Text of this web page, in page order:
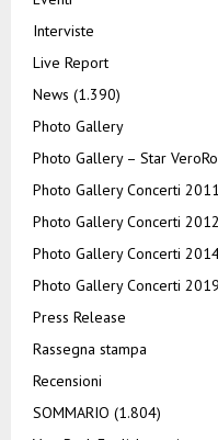
Interviste
Live Report
News (1.390)
Photo Gallery
Photo Gallery – Star
Photo Gallery Concerti 2011
Photo Gallery Concerti 2012
Photo Gallery Concerti
Photo Gallery Concerti 2019
Press Release
Rassegna stampa
Recensioni
SOMMARIO (1.804)